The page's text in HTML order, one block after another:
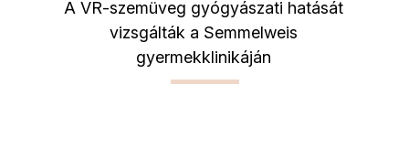
A VR-szemüveg gyógyászati hatását
vizsgálták a Semmelweis
gyermekklinikáján